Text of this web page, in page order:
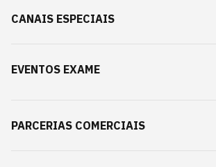
CANAIS ESPECIAIS
EVENTOS EXAME
PARCERIAS COMERCIAIS